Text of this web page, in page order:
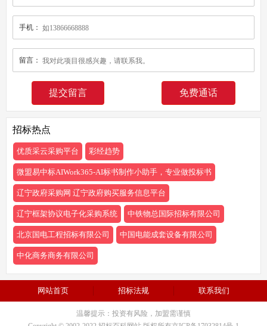
手机：
留言：
免费通话
招标热点
优质采云采购平台 彩经趋势
微盟易中标AIWork365-AI标书制作小助手，专业做投标书
辽宁政府采购网 辽宁政府购买服务信息平台
辽宁框架协议电子化采购系统 中铁物总国际招标有限公司
北京国电工程招标有限公司 中国电能成套设备有限公司
中化商务商务有限公司
网站首页 招标法规 联系我们
温馨提示：投资有风险，加盟需谨慎